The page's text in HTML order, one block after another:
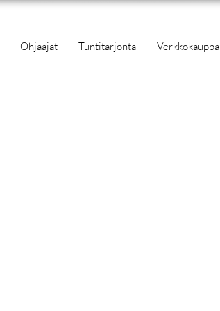
Ohjaajat Tuntitarjonta Verkkokauppa